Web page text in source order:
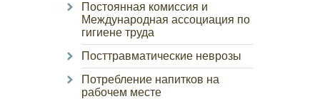
Постоянная комиссия и
Международная ассоциация по
гигиене труда
Посттравматические неврозы
Потребление напитков на
рабочем месте